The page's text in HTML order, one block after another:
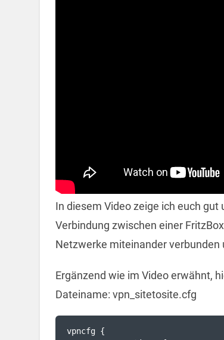
In diesem Video zeige ich euch
Verbindung zwischen einer
Netzwerke miteinander verbunden
Ergänzend wie im Video erwähnt,
Dateiname: vpn_sitetosite.cfg
vpncfg {